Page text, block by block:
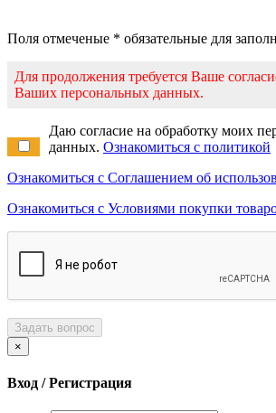
Поля отмеченые * обязательные для
Для продолжения требуется Ваше
Ваших персональных данных.
Даю согласие на обработку моих
данных. Ознакомиться с политикой
Ознакомиться с Соглашением об
Ознакомиться с Условиями покупки
Задать вопрос
×
Вход / Регистрация